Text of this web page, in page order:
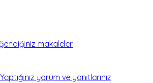
makaleler
Yaptığınız yorum ve yanıtlarınız